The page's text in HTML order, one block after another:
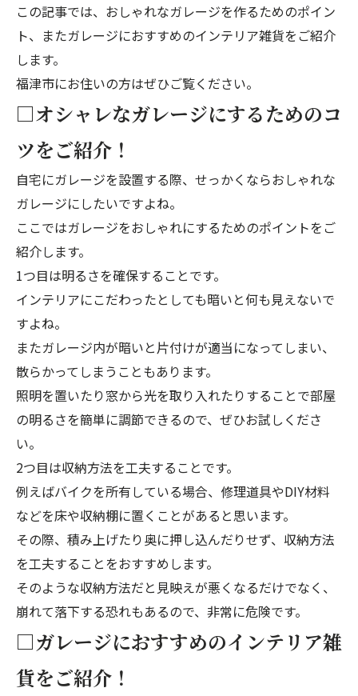
この記事では、おしゃれなガレージを作るためのポイン
ト、またガレージにおすすめのインテリア雑貨をご紹介
します。
福津市にお住いの方はぜひご覧ください。
□オシャレなガレージにするためのコ
ツをご紹介！
自宅にガレージを設置する際、せっかくならおしゃれな
ガレージにしたいですよね。
ここではガレージをおしゃれにするためのポイントをご
紹介します。
1つ目は明るさを確保することです。
インテリアにこだわったとしても暗いと何も見えないで
すよね。
またガレージ内が暗いと片付けが適当になってしまい、
散らかってしまうこともあります。
照明を置いたり窓から光を取り入れたりすることで部屋
の明るさを簡単に調節できるので、ぜひお試しくださ
い。
2つ目は収納方法を工夫することです。
例えばバイクを所有している場合、修理道具やDIY材料
などを床や収納棚に置くことがあると思います。
その際、積み上げたり奥に押し込んだりせず、収納方法
を工夫することをおすすめします。
そのような収納方法だと見映えが悪くなるだけでなく、
崩れて落下する恐れもあるので、非常に危険です。
□ガレージにおすすめのインテリア雑
貨をご紹介！